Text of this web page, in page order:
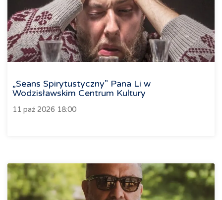
„Seans Spirytustyczny” Pana Li w
Wodzisławskim Centrum Kultury
11 paź 2026 18:00